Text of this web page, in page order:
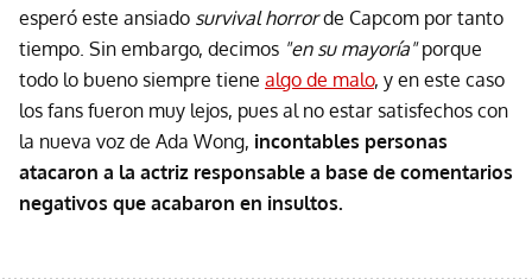
esperó este ansiado survival horrorde Capcom por tanto
tiempo. Sin embargo, decimos "en su mayoría"porque
todo lo bueno siempre tiene algo de malo, y en este caso
los fans fueron muy lejos, pues al no estar satisfechos con
la nueva voz de Ada Wong, incontables personas
atacaron a la actriz responsable a base de comentarios
negativos que acabaron en insultos.